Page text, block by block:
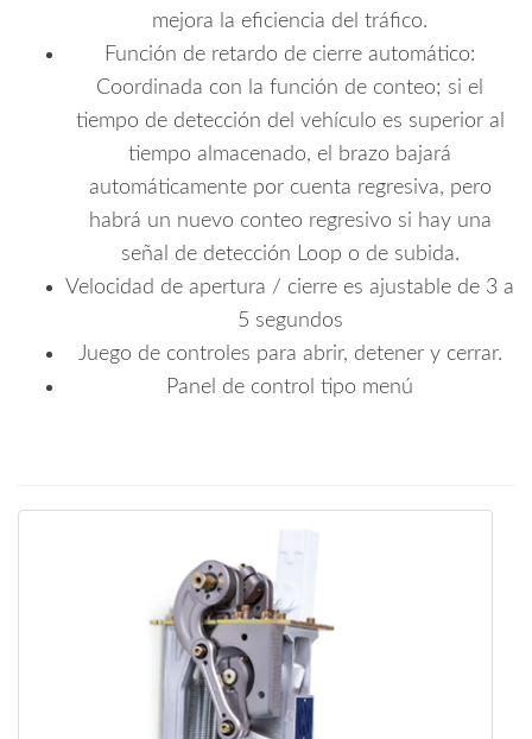
mejora la eficiencia del tráfico.
Función de retardo de cierre automático:
Coordinada con la función de conteo; si el
tiempo de detección del vehículo es superior al
tiempo almacenado, el brazo bajará
automáticamente por cuenta regresiva, pero
habrá un nuevo conteo regresivo si hay una
señal de detección Loop o de subida.
Velocidad de apertura / cierre es ajustable de 3 a
5 segundos
Juego de controles para abrir, detener y cerrar.
Panel de control tipo menú